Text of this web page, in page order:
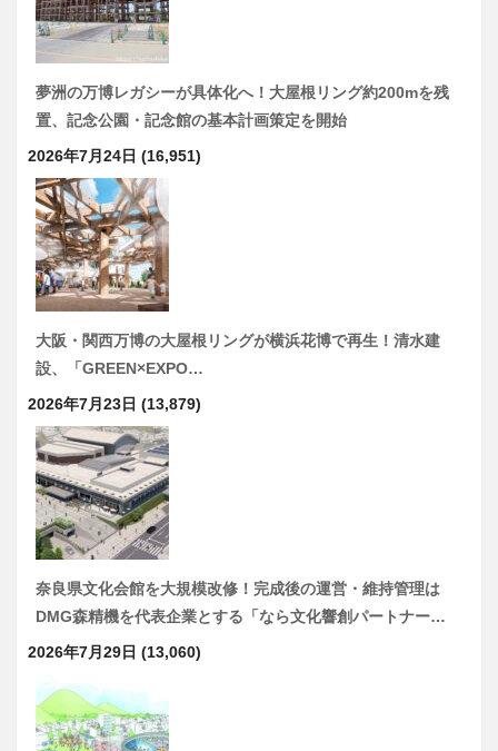
夢洲の万博レガシーが具体化へ！大屋根リング約200mを残
置、記念公園・記念館の基本計画策定を開始
2026年7月24日 (16,951)
大阪・関西万博の大屋根リングが横浜花博で再生！清水建
設、「GREEN×EXPO…
2026年7月23日 (13,879)
奈良県文化会館を大規模改修！完成後の運営・維持管理は
DMG森精機を代表企業とする「なら文化響創パートナー…
2026年7月29日 (13,060)